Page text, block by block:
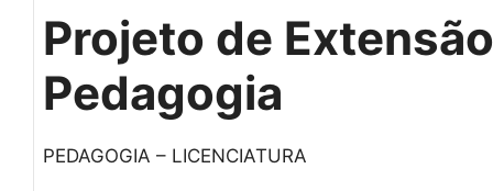
Projeto de
Pedagogia
PEDAGOGIA – LICENCIATURA